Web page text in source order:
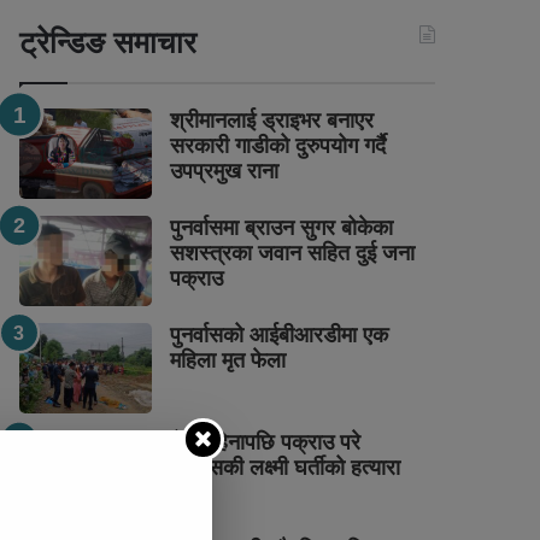
ट्रेन्डिङ समाचार
श्रीमानलाई ड्राइभर बनाएर
सरकारी गाडीको दुरुपयोग गर्दै
उपप्रमुख राना
पुनर्वासमा ब्राउन सुगर बोकेका
सशस्त्रका जवान सहित दुई जना
पक्राउ
पुनर्वासको आईबीआरडीमा एक
महिला मृत फेला
डेढ महिनापछि पक्राउ परे
पुनर्वासकी लक्ष्मी घर्तीको हत्यारा